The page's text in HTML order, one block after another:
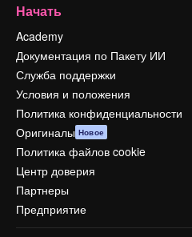
Начать
Academy
Документация по Пакету ИИ
Служба поддержки
Условия и положения
Политика конфиденциальности
Оригиналы Новое
Политика файлов cookie
Центр доверия
Партнеры
Предприятие